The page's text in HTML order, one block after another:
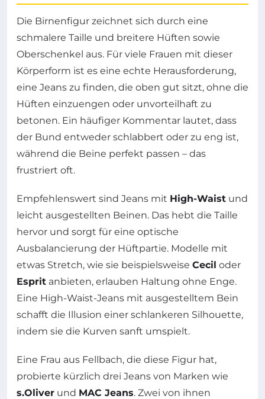
Die Birnenfigur zeichnet sich durch eine
schmalere Taille und breitere Hüften sowie
Oberschenkel aus. Für viele Frauen mit dieser
Körperform ist es eine echte Herausforderung,
eine Jeans zu finden, die oben gut sitzt, ohne die
Hüften einzuengen oder unvorteilhaft zu
betonen. Ein häufiger Kommentar lautet, dass
der Bund entweder schlabbert oder zu eng ist,
während die Beine perfekt passen – das
frustriert oft.
Empfehlenswert sind Jeans mit High-Waist und
leicht ausgestellten Beinen. Das hebt die Taille
hervor und sorgt für eine optische
Ausbalancierung der Hüftpartie. Modelle mit
etwas Stretch, wie sie beispielsweise Cecil oder
Esprit anbieten, erlauben Haltung ohne Enge.
Eine High-Waist-Jeans mit ausgestelltem Bein
schafft die Illusion einer schlankeren Silhouette,
indem sie die Kurven sanft umspielt.
Eine Frau aus Fellbach, die diese Figur hat,
probierte kürzlich drei Jeans von Marken wie
s.Oliver und MAC Jeans. Zwei von ihnen